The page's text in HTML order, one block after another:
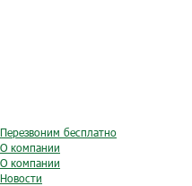
Перезвоним бесплатно
О компании
О компании
Новости